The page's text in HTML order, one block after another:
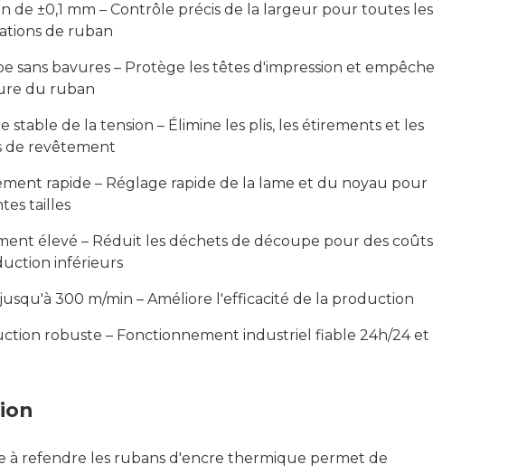
de ±0,1 mm – Contrôle précis de la largeur pour toutes les
de ruban
sans bavures – Protège les têtes d'impression et empêche
du ruban
stable de la tension – Élimine les plis, les étirements et les
de revêtement
rapide – Réglage rapide de la lame et du noyau pour
tailles
élevé – Réduit les déchets de découpe pour des coûts
inférieurs
300 m/min – Améliore l'efficacité de la production
robuste – Fonctionnement industriel fiable 24h/24 et
à refendre les rubans d'encre thermique permet de